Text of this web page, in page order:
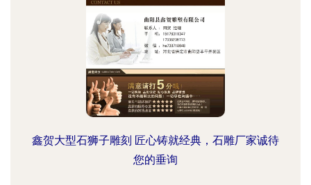
鑫贺大型石狮子雕刻 匠心铸就经典，石雕厂家诚待
您的垂询